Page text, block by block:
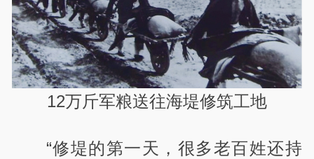
12万斤军粮送往海堤修筑工地
“修堤的第一天，很多老百姓还持